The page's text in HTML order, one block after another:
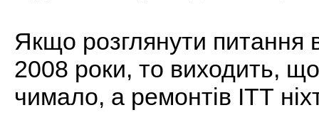
Якщо розглянути питання
2008 роки, то виходить,
чимало, а ремонтів ІТТ